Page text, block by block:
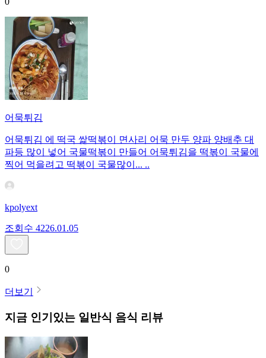
어묵튀김
어묵튀김 에 떡국 쌅떡볶이 면사리 어묵 만두 양파 양배추 대
파등 많이 넣어 국물떡볶이 만들어 어묵튀김을 떡볶이 국물에
찍어 먹을려고 떡볶이 국물많이... ..
kpolyext
조회수 4226.01.05
0
더보기
지금 인기있는 일반식 음식 리뷰